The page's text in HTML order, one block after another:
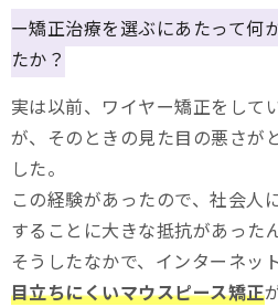
ー矯正治療を選ぶにあたって何
たか？
実は以前、ワイヤー矯正をして
が、そのときの見た目の悪さが
した。
この経験があったので、社会人
することに大きな抵抗があったん
そうしたなかで、インターネッ
目立ちにくいマウスピース矯正